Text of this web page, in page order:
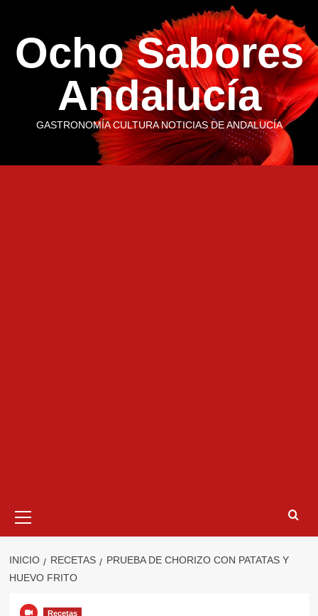
contenido
Ocho Sabores
Andalucía
GASTRONOMÍA CULTURA NOTICIAS DE ANDALUCÍA
primario
INICIO RECETAS
PRUEBA DE CHORIZO CON PATATAS Y
HUEVO FRITO
Recetas